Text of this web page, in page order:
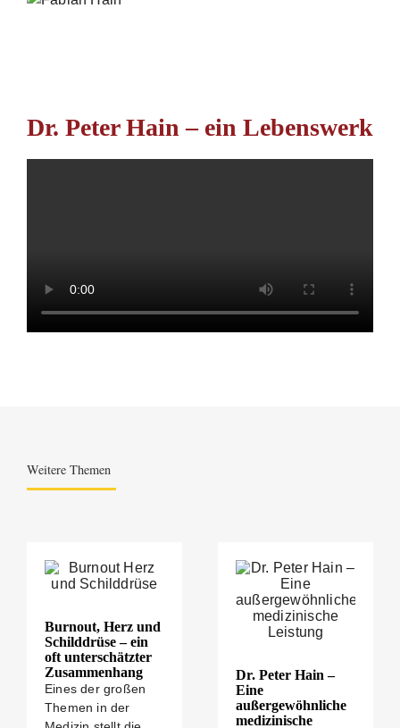
Dr. Peter Hain – ein Lebenswerk
Weitere Themen
Burnout, Herz und
Schilddrüse – ein
oft unterschätzter
Zusammenhang
Eines der großen
Themen in der
Dr. Peter Hain –
Eine
außergewöhnliche
medizinische